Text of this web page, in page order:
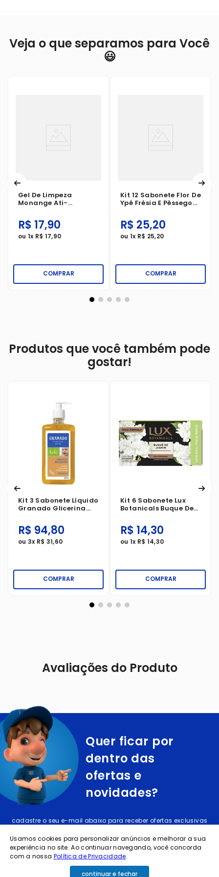
Veja o que separamos para Você
😃
Gel De Limpeza
Monange Ati-
R$ 17,90
ou 1x R$ 17,90
COMPRAR
Kit 12 Sabonete Flor De
Ypê Frésia E Pêssego
R$ 25,20
ou 1x R$ 25,20
COMPRAR
Produtos que você também pode
gostar!
Kit 3 Sabonete Líquido
Granado Glicerina
500ml
R$ 94,80
ou 3x R$ 31,60
COMPRAR
Kit 6 Sabonete Lux
Botanicals Buque De
R$ 14,30
ou 1x R$ 14,30
COMPRAR
Avaliações do Produto
Quer ficar por
dentro das
ofertas e
novidades?
cadastre o seu e-mail abaixo para receber ofertas exclusivas
Usamos cookies para personalizar anúncios e melhorar a sua
experiência no site. Ao continuar navegando, você concorda
com a nossa Política de Privacidade.
continuar e fechar